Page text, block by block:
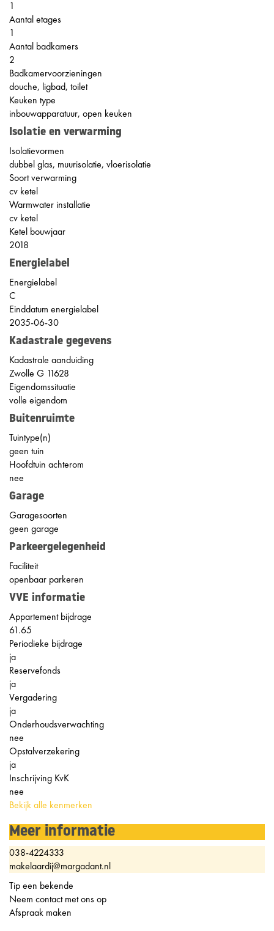
1
Aantal etages
1
Aantal badkamers
2
Badkamervoorzieningen
douche, ligbad, toilet
Keuken type
inbouwapparatuur, open keuken
Isolatie en verwarming
Isolatievormen
dubbel glas, muurisolatie, vloerisolatie
Soort verwarming
cv ketel
Warmwater installatie
cv ketel
Ketel bouwjaar
2018
Energielabel
Energielabel
C
Einddatum energielabel
2035-06-30
Kadastrale gegevens
Kadastrale aanduiding
Zwolle G 11628
Eigendomssituatie
volle eigendom
Buitenruimte
Tuintype(n)
geen tuin
Hoofdtuin achterom
nee
Garage
Garagesoorten
geen garage
Parkeergelegenheid
Faciliteit
openbaar parkeren
VVE informatie
Appartement bijdrage
61.65
Periodieke bijdrage
ja
Reservefonds
ja
Vergadering
ja
Onderhoudsverwachting
nee
Opstalverzekering
ja
Inschrijving KvK
nee
Bekijk alle kenmerken
Meer informatie
038-4224333
makelaardij@margadant.nl
Tip een bekende
Neem contact met ons op
Afspraak maken